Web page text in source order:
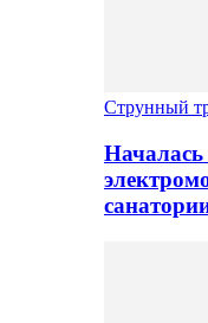
Струнный
Началась